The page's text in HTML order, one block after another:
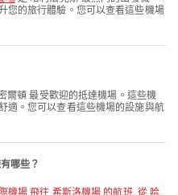
您的旅行體驗。您可以查看這些機場
爾頓 最受歡迎的抵達機場。這些機
適。您可以查看這些機場的設施與航
哪些？
機場 飛往 希斯洛機場 的航班,從 哈